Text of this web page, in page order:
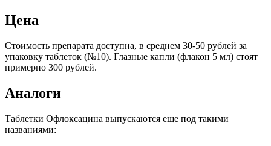
Цена
Стоимость препарата доступна, в среднем 30-50 рублей за
упаковку таблеток (№10). Глазные капли (флакон 5 мл) стоят
примерно 300 рублей.
Аналоги
Таблетки Офлоксацина выпускаются еще под такими
названиями: